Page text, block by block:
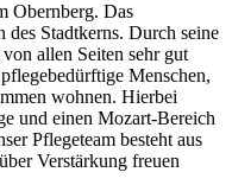
Obernberg. Das
Stadtkerns. Durch seine
allen Seiten sehr gut
Menschen,
wohnen. Hierbei
und einen Mozart-Bereich
Pflegeteam besteht aus
Verstärkung freuen